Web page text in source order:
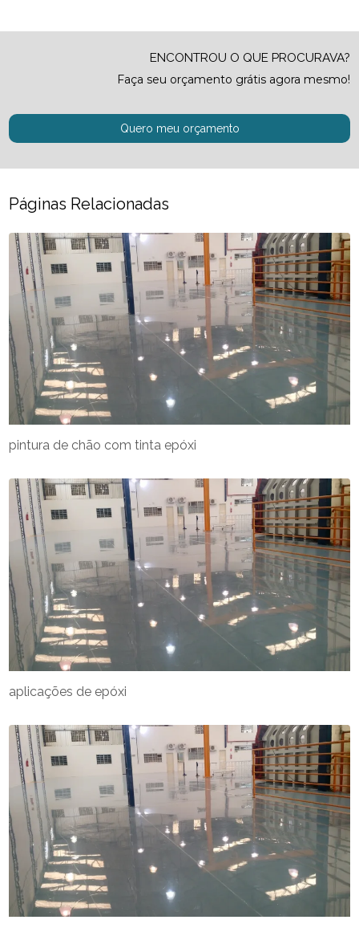
ENCONTROU O QUE PROCURAVA?
Faça seu orçamento grátis agora mesmo!
Quero meu orçamento
Páginas Relacionadas
pintura de chão com tinta epóxi
aplicações de epóxi